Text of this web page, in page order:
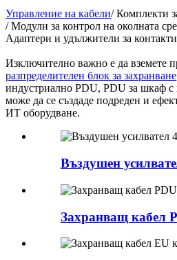
Управление на кабели/ Комплекти
/ Модули за контрол на околната
Адаптери и удължители за
Изключително важно е да вземете
разпределителен блок за захранване
индустриално PDU, PDU за шкаф с
може да се създаде подреден и
ИТ оборудване.
Въздушен
Захранващ кабел